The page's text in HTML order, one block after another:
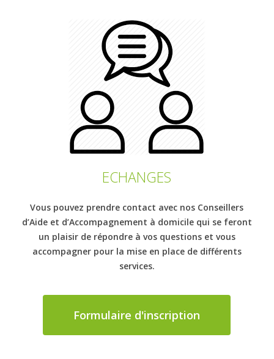
ECHANGES
Vous pouvez prendre contact avec nos Conseillers
d’Aide et d’Accompagnement à domicile qui se feront
un plaisir de répondre à vos questions et vous
accompagner pour la mise en place de différents
services.
Formulaire d'inscription